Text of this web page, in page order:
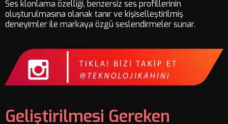
Ses klonlama özelliği, benzersiz ses profillerinin
oluşturulmasına olanak tanır ve kişiselleştirilmiş
deneyimler ile markaya özgü seslendirmeler sunar.
Geliştirilmesi Gereken